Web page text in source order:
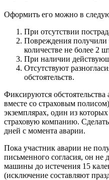
Оформить его можно в
При отсутствии
Повреждения получили
количестве не более 2
При наличии
Отсутствуют
обстоятельств.
Фиксируются
вместе со страховым
экземплярах, один из
страховую компанию.
дней с момента аварии.
Пока участник аварии не
письменного согласия, он не
машины до истечения 15
(исключение составляют